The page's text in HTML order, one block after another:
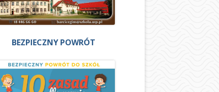
BEZPIECZNY POWRÓT